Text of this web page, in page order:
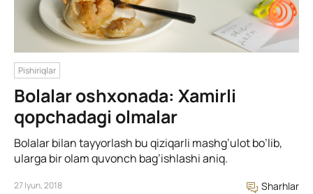
Pishiriqlar
Bolalar oshxonada: Xamirli
qopchadagi olmalar
Bolalar bilan tayyorlash bu qiziqarli mashg’ulot bo’lib,
ularga bir olam quvonch bag’ishlashi aniq.
27 Iyun, 2018 Sharhlar